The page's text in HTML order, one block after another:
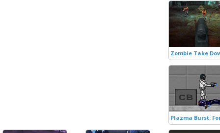
Zombie Take
Plazma Burst: